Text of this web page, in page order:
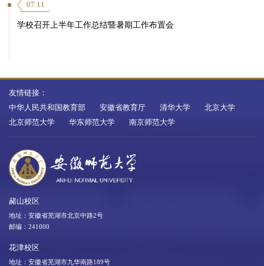
07.11
学校召开上半年工作总结暨暑期工作布置会
友情链接：
中华人民共和国教育部
安徽省教育厅 清华大学
北京大学
北京师范大学
华东师范大学 南京师范大学
赭山校区
地址：安徽省芜湖市北京中路2号
邮编：241000
花津校区
地址：安徽省芜湖市九华南路189号